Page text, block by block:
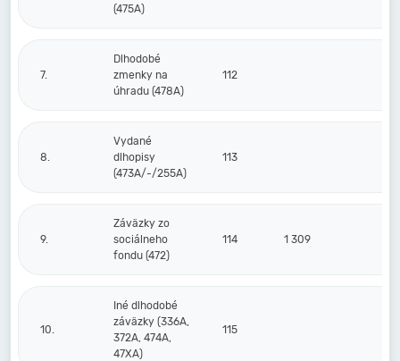
(475A)
7.
Dlhodobé
zmenky na
úhradu (478A)
112
8.
Vydané
dlhopisy
(473A/-/255A)
113
9.
Záväzky zo
sociálneho
fondu (472)
114 1 309
10.
Iné dlhodobé
záväzky (336A,
372A, 474A,
47XA)
115